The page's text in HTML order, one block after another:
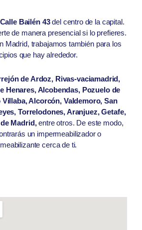
Calle Bailén 43del centro de la capital.
de manera presencial si lo prefieres.
Madrid, trabajamos también para los
que hay alrededor.
de Ardoz, Rivas-vaciamadrid,
Henares, Alcobendas, Pozuelo de
Alcorcón, Valdemoro, San
Torrelodones, Aranjuez, Getafe,
Madrid,entre otros. De este modo,
un impermeabilizador o
cerca de ti.